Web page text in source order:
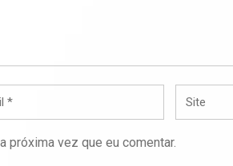
próxima vez que eu comentar.